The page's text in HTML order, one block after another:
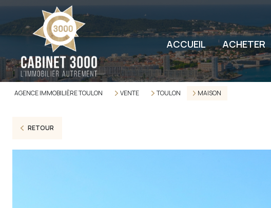
ACCUEIL ACHETER
AGENCE IMMOBILIÈRE TOULON VENTE TOULON MAISON
RETOUR